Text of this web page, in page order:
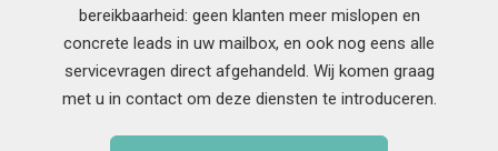
bereikbaarheid: geen klanten meer mislopen en
concrete leads in uw mailbox, en ook nog eens alle
servicevragen direct afgehandeld. Wij komen graag
met u in contact om deze diensten te introduceren.